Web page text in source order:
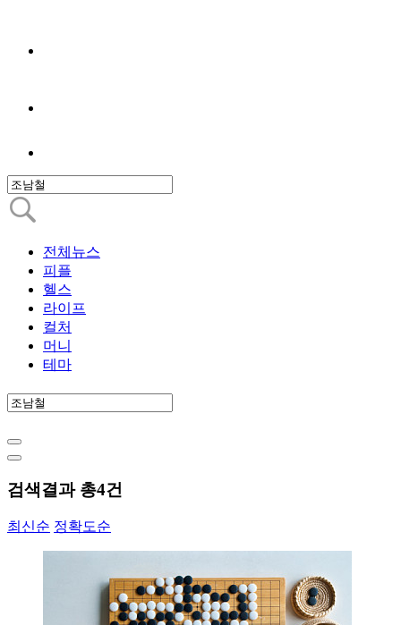
전체뉴스
피플
헬스
라이프
컬처
머니
테마
검색결과 총4건
최신순 정확도순